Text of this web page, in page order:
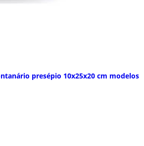
presépio 10x25x20 cm modelos